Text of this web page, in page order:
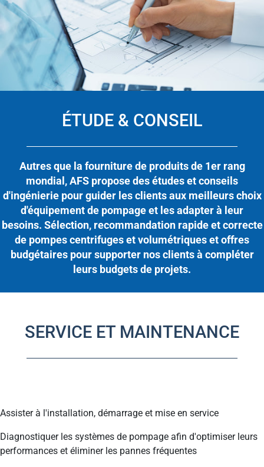
ÉTUDE & CONSEIL
Autres que la fourniture de produits de 1er rang
mondial, AFS propose des études et conseils
d'ingénierie pour guider les clients aux meilleurs choix
d'équipement de pompage et les adapter à leur
besoins. Sélection, recommandation rapide et correcte
de pompes centrifuges et volumétriques et offres
budgétaires pour supporter nos clients à compléter
leurs budgets de projets.
SERVICE ET MAINTENANCE
Assister à l'installation, démarrage et mise en service
Diagnostiquer les systèmes de pompage afin d'optimiser leurs
performances et éliminer les pannes fréquentes